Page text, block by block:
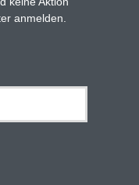
anmelden.